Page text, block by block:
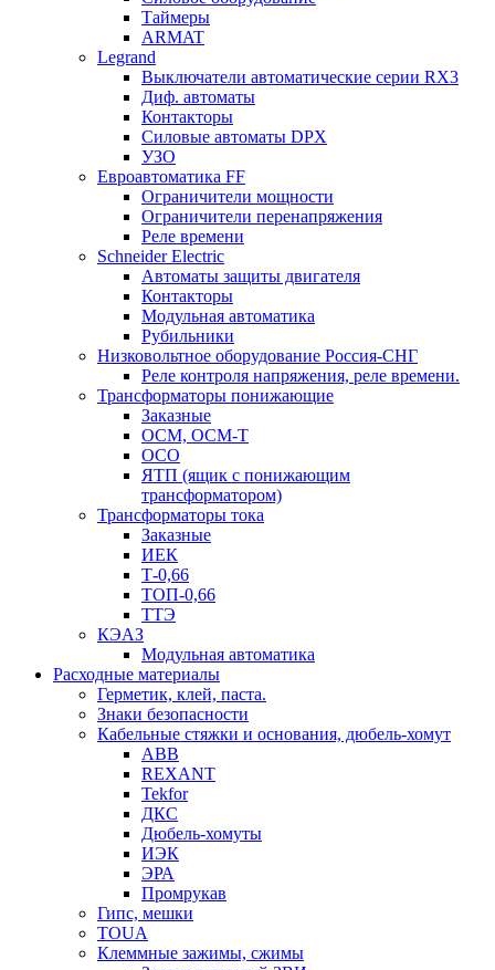
Таймеры
ARMAT
Legrand
Выключатели автоматические серии RX3
Диф. автоматы
Контакторы
Силовые автоматы DPX
УЗО
Евроавтоматика FF
Ограничители мощности
Ограничители перенапряжения
Реле времени
Schneider Electric
Автоматы защиты двигателя
Контакторы
Модульная автоматика
Рубильники
Низковольтное оборудование Россия-СНГ
Реле контроля напряжения, реле времени.
Трансформаторы понижающие
Заказные
ОСМ, ОСМ-Т
ОСО
ЯТП (ящик с понижающим
трансформатором)
Трансформаторы тока
Заказные
ИЕК
Т-0,66
ТОП-0,66
ТТЭ
КЭАЗ
Модульная автоматика
Расходные материалы
Герметик, клей, паста.
Знаки безопасности
Кабельные стяжки и основания, дюбель-хомут
ABB
REXANT
Tekfor
ДКС
Дюбель-хомуты
ИЭК
ЭРА
Промрукав
Гипс, мешки
TOUA
Клеммные зажимы, сжимы